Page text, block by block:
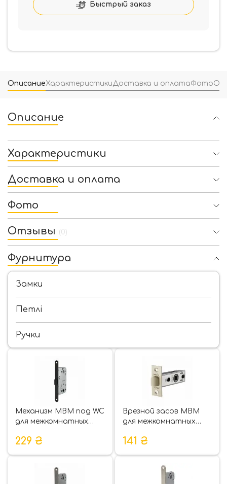
Быстрый заказ
ОписаниеХарактеристикиДоставка и оплатаФото
Описание
Характеристики
Доставка и оплата
Фото
Отзывы (0)
Фурнитура
Замки
Петлі
Ручки
Механизм МВМ под WC
для межкомнатных
229 ₴
Врезной засов МВМ
для межкомнатных
141 ₴